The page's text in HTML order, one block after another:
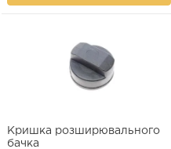
Кришка розширювального
бачка